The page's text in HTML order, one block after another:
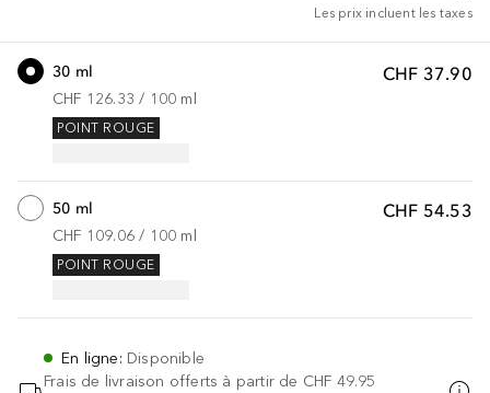
Les prix incluent les taxes
CHF 37.90
30 ml
CHF 126.33 / 100 ml
POINT ROUGE
CHF 54.53
50 ml
CHF 109.06 / 100 ml
POINT ROUGE
En ligne: Disponible
Frais de livraison offerts à partir de CHF 49.95